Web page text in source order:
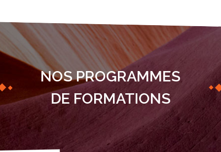
NOS PROGRAMMES
DE FORMATIONS